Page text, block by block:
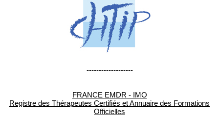
-------------------
FRANCE EMDR - IMO
Registre des Thérapeutes Certifiés et Annuaire des Formations
Officielles